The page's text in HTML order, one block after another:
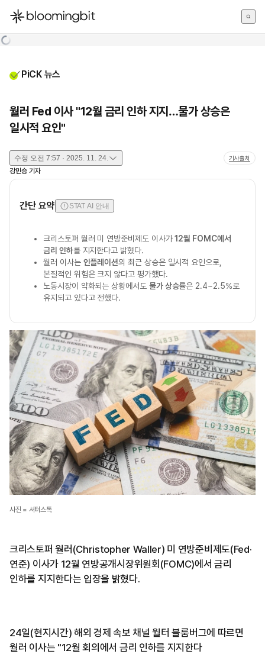
한국어
PiCK 뉴스
월러 Fed 이사 "12월 금리 인하 지지…물가 상승은
일시적 요인"
수정 오전 7:57 · 2025. 11. 24. 기사출처
강민승 기자
간단 요약 STAT AI 안내
크리스토퍼 월러 미 연방준비제도 이사가12월 FOMC에서
금리 인하를 지지한다고 밝혔다.
월러 이사는 인플레이션의 최근 상승은 일시적 요인으로,
본질적인 위험은 크지 않다고 평가했다.
노동시장이 약화되는 상황에서도 물가 상승률은 2.4~2.5%로
유지되고 있다고 전했다.
사진 = 셔터스톡
크리스토퍼 월러(Christopher Waller) 미 연방준비제도(Fed·
연준) 이사가 12월 연방공개시장위원회(FOMC)에서 금리
인하를 지지한다는 입장을 밝혔다.
24일(현지시간) 해외 경제 속보 채널 월터 블룸버그에 따르면
월러 이사는 "12월 회의에서 금리 인하를 지지한다